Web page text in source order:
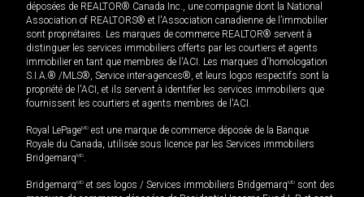
déposées de REALTOR® Canada Inc., une compagnie dont la National
Association of REALTORS® et l'Association canadienne de l’immobilier
sont propriétaires. Les marques de commerce REALTOR® servent à
distinguer les services immobiliers offerts par les courtiers et agents
immobilier en tant que membres de l'ACI. Les marques d'homologation
S.I.A.® /MLS®, Service inter-agences®, et leurs logos respectifs sont la
propriété de l'ACI, et ils servent à identifier les services immobiliers que
fournissent les courtiers et agents membres de l'ACI.
Royal LePageMD est une marque de commerce déposée de la Banque
Royale du Canada, utilisée sous licence par les Services immobiliers
BridgemarqMD.
BridgemarqMD et ses logos / Services immobiliers BridgemarqMD sont des